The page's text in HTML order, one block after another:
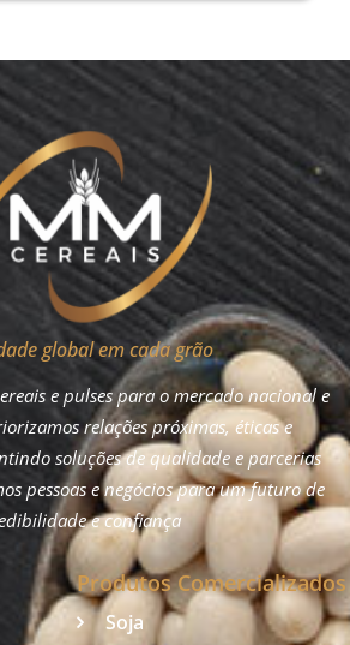
global em cada grão
e pulses para o mercado nacional e
relações próximas, éticas e
soluções de qualidade e parcerias
pessoas e negócios para um futuro de
e confiança
Produtos Comercializados
Soja